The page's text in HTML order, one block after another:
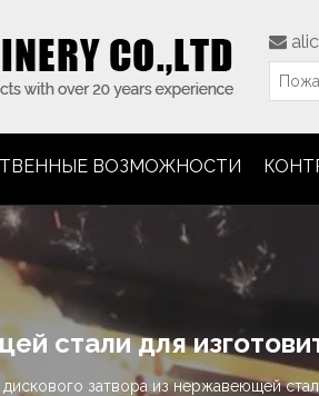

ВОЗМОЖНОСТИ
стали для
дискового затвора из нержавеющей